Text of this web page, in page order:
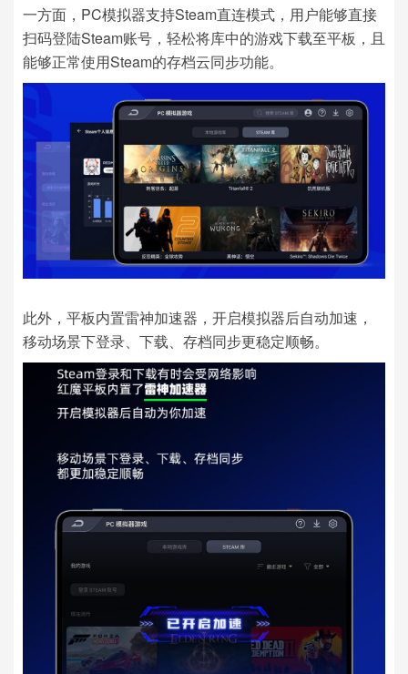
一方面，PC模拟器支持Steam直连模式，用户能够直接
扫码登陆Steam账号，轻松将库中的游戏下载至平板，且
能够正常使用Steam的存档云同步功能。
此外，平板内置雷神加速器，开启模拟器后自动加速，
移动场景下登录、下载、存档同步更稳定顺畅。